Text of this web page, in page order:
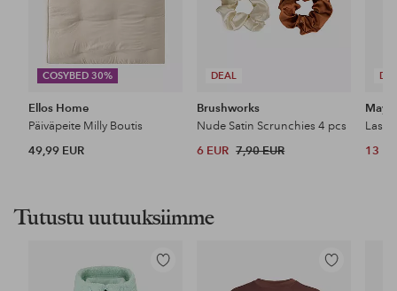
COSYBED 30%
Ellos Home
Päiväpeite Milly Boutis
49,99 EUR
DEAL
Brushworks
Nude Satin Scrunchies 4 pcs
6 EUR 7,90 EUR 13
Tutustu uutuuksiimme
Lisää
Lisää